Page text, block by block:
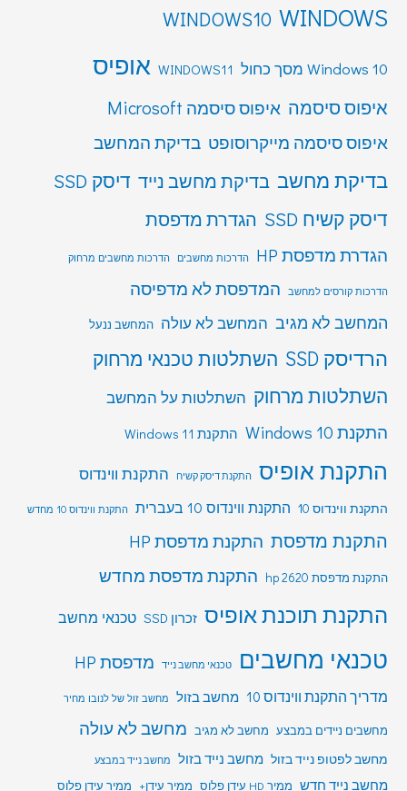
WINDOWS
WINDOWS10
Windows 10 מסך כחול WINDOWS11 אופיס
איפוס סיסמה איפוס סיסמה Microsoft
איפוס סיסמה מייקרוסופט בדיקת המחשב
בדיקת מחשב בדיקת מחשב נייד דיסק SSD
דיסק קשיח SSD
הגדרת מדפסת
הגדרת מדפסת HP הדרכות מחשבים הדרכות מחשבים מרחוק
הדרכות קורסים למחשב המדפסת לא מדפיסה
המחשב לא מגיב המחשב לא עולה המחשב ננעל
הרדיסק SSD
השתלטות טכנאי מרחוק
השתלטות מרחוק השתלטות על המחשב
התקנת Windows 10 התקנת Windows 11
התקנת אופיס התקנת דיסק קשיח התקנת ווינדוס
התקנת ווינדוס 10 התקנת ווינדוס 10 בעברית התקנת ווינדוס 10 מחדש
התקנת מדפסת התקנת מדפסת HP
התקנת מדפסת hp 2620 התקנת מדפסת מחדש
התקנת תוכנת אופיס זכרון SSD טכנאי מחשב
טכנאי מחשבים טכנאי מחשב נייד מדפסת HP
מדריך התקנת ווינדוס 10 מחשב בזול מחשב זול של לנובו מחיר
מחשבים ניידים במבצע מחשב לא מגיב מחשב לא עולה
מחשב לפטופ נייד בזול מחשב נייד בזול מחשב נייד במבצע
מחשב נייד חדש ממיר HD עידן פלוס ממיר עידן+ ממיר עידן פלוס